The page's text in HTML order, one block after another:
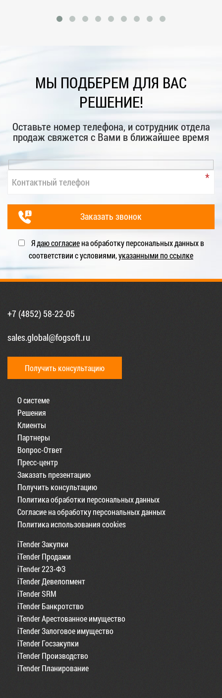
МЫ ПОДБЕРЕМ ДЛЯ ВАС
РЕШЕНИЕ!
Оставьте номер телефона, и сотрудник отдела
продаж свяжется с Вами в ближайшее время
Ядаю согласиена обработку персональных данных в
соответствии с условиями,указанными по ссылке
+7 (4852) 58-22-05
sales.global@fogsoft.ru
Получить консультацию
О системе
Решения
Клиенты
Партнеры
Вопрос-Ответ
Пресс-центр
Заказать презентацию
Получить консультацию
Политика обработки персональных данных
Согласие на обработку персональных данных
Политика использования cookies
iTender Закупки
iTender Продажи
iTender 223-ФЗ
iTender Девелопмент
iTender SRM
iTender Банкротство
iTender Арестованное имущество
iTender Залоговое имущество
iTender Госзакупки
iTender Производство
iTender Планирование